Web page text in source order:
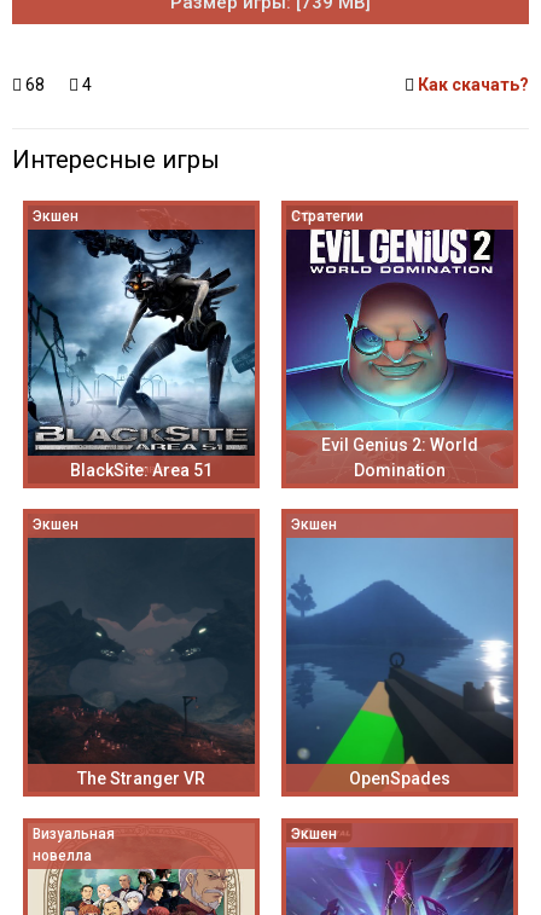
68 4 Как скачать?
Интересные игры
Экшен
BlackSite: Area 51
Стратегии
Evil Genius 2: World
Domination
Экшен
The Stranger VR
Экшен
OpenSpades
Визуальная
новелла
Экшен